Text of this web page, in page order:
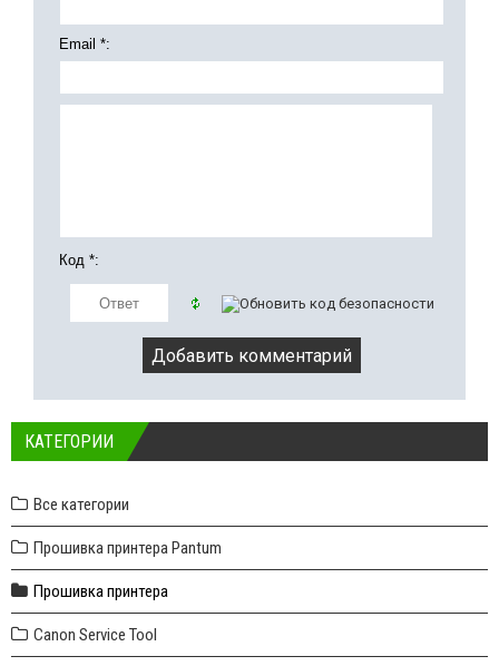
Email *:
Код *:
КАТЕГОРИИ
Все категории
Прошивка принтера Pantum
Прошивка принтера
Canon Service Tool